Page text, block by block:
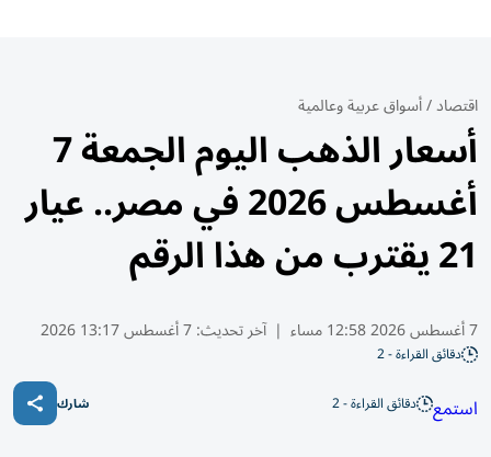
اقتصاد/أسواق عربية وعالمية
أسعار الذهب اليوم الجمعة 7
أغسطس 2026 في مصر.. عيار
21 يقترب من هذا الرقم
7 أغسطس 2026 12:58 مساء | آخر تحديث:7 أغسطس 13:17 2026
دقائق القراءة - 2
استمع دقائق القراءة - 2 شارك